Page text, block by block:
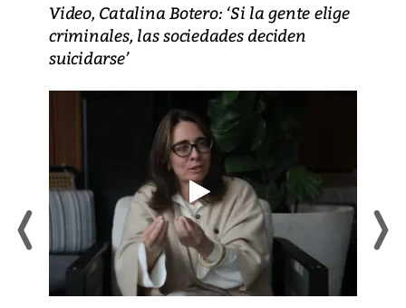
Video, Catalina Botero: ‘Si la gente elige
criminales, las sociedades deciden
suicidarse’